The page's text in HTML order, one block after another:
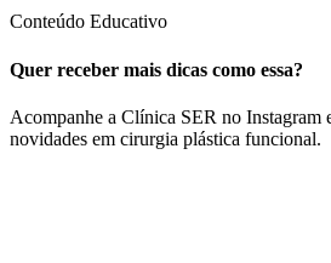
Conteúdo Educativo
Quer receber mais dicas como essa?
Acompanhe a Clínica SER no Instagram
novidades em cirurgia plástica funcional.